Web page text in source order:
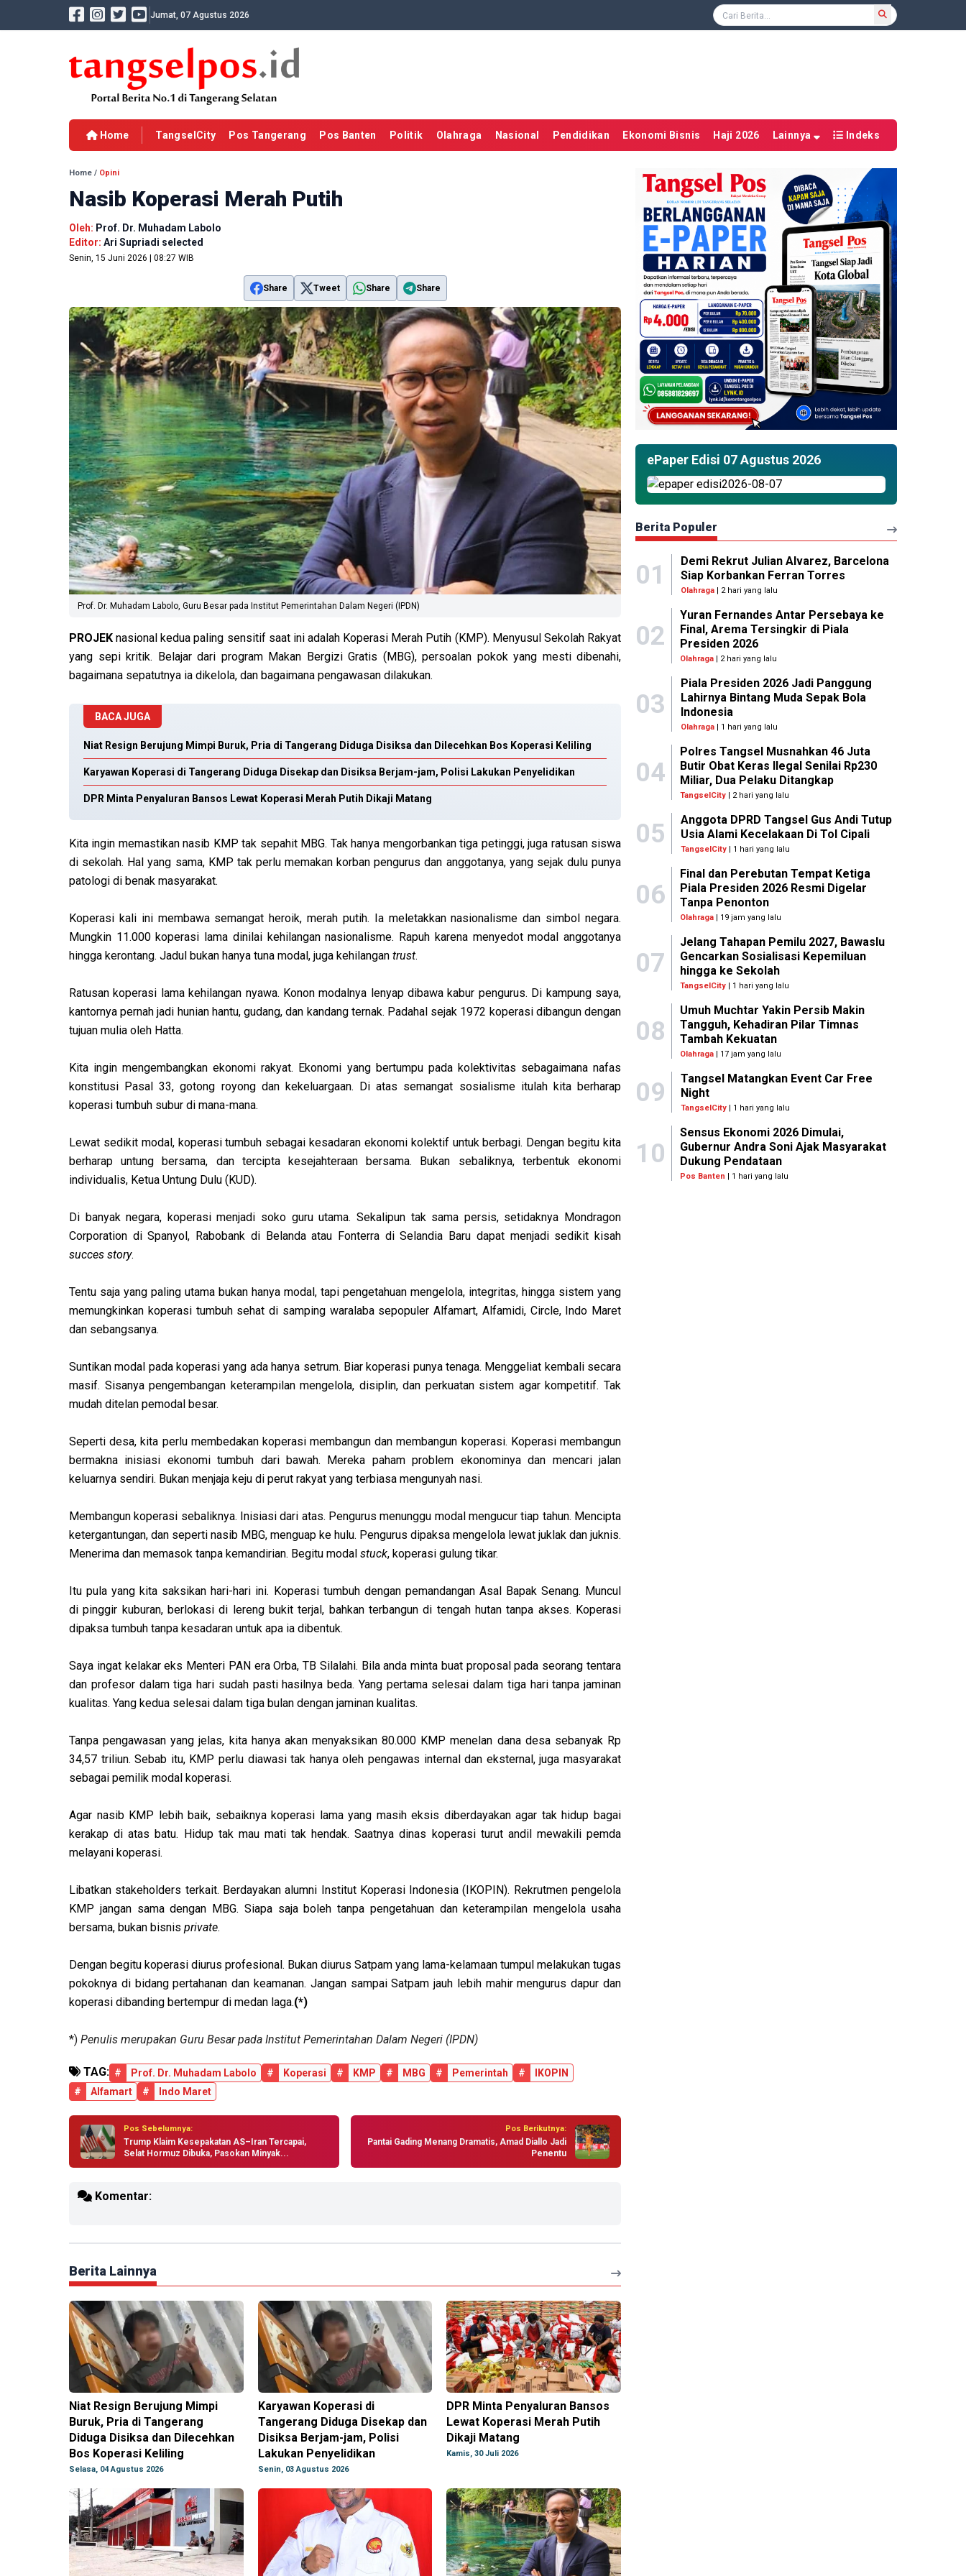
Jumat, 07 Agustus 2026
Home TangselCity Pos Tangerang Pos Banten Politik Olahraga Nasional Pendidikan Ekonomi Bisnis Haji 2026 Lainnya Indeks
Home / Opini
Nasib Koperasi Merah Putih
Oleh: Prof. Dr. Muhadam Labolo
Editor: Ari Supriadi selected
Senin, 15 Juni 2026 | 08:27 WIB
Share Tweet Share Share
Prof. Dr. Muhadam Labolo, Guru Besar pada Institut Pemerintahan Dalam Negeri (IPDN)
PROJEKnasional kedua paling sensitif saat ini adalah Koperasi Merah Putih (KMP). Menyusul Sekolah Rakyat
yang sepi kritik. Belajar dari program Makan Bergizi Gratis (MBG), persoalan pokok yang mesti dibenahi,
bagaimana sepatutnya ia dikelola, dan bagaimana pengawasan dilakukan.
BACA JUGA
Niat Resign Berujung Mimpi Buruk, Pria di Tangerang Diduga Disiksa dan Dilecehkan Bos Koperasi Keliling
Karyawan Koperasi di Tangerang Diduga Disekap dan Disiksa Berjam-jam, Polisi Lakukan Penyelidikan
DPR Minta Penyaluran Bansos Lewat Koperasi Merah Putih Dikaji Matang
Kita ingin memastikan nasib KMP tak sepahit MBG. Tak hanya mengorbankan tiga petinggi, juga ratusan siswa
di sekolah. Hal yang sama, KMP tak perlu memakan korban pengurus dan anggotanya, yang sejak dulu punya
patologi di benak masyarakat.
Koperasi kali ini membawa semangat heroik, merah putih. Ia meletakkan nasionalisme dan simbol negara.
Mungkin 11.000 koperasi lama dinilai kehilangan nasionalisme. Rapuh karena menyedot modal anggotanya
hingga kerontang. Jadul bukan hanya tuna modal, juga kehilangan trust.
Ratusan koperasi lama kehilangan nyawa. Konon modalnya lenyap dibawa kabur pengurus. Di kampung saya,
kantornya pernah jadi hunian hantu, gudang, dan kandang ternak. Padahal sejak 1972 koperasi dibangun dengan
tujuan mulia oleh Hatta.
Kita ingin mengembangkan ekonomi rakyat. Ekonomi yang bertumpu pada kolektivitas sebagaimana nafas
konstitusi Pasal 33, gotong royong dan kekeluargaan. Di atas semangat sosialisme itulah kita berharap
koperasi tumbuh subur di mana-mana.
Lewat sedikit modal, koperasi tumbuh sebagai kesadaran ekonomi kolektif untuk berbagi. Dengan begitu kita
berharap untung bersama, dan tercipta kesejahteraan bersama. Bukan sebaliknya, terbentuk ekonomi
individualis, Ketua Untung Dulu (KUD).
Di banyak negara, koperasi menjadi soko guru utama. Sekalipun tak sama persis, setidaknya Mondragon
Corporation di Spanyol, Rabobank di Belanda atau Fonterra di Selandia Baru dapat menjadi sedikit kisah
succes story.
Tentu saja yang paling utama bukan hanya modal, tapi pengetahuan mengelola, integritas, hingga sistem yang
memungkinkan koperasi tumbuh sehat di samping waralaba sepopuler Alfamart, Alfamidi, Circle, Indo Maret
dan sebangsanya.
Suntikan modal pada koperasi yang ada hanya setrum. Biar koperasi punya tenaga. Menggeliat kembali secara
masif. Sisanya pengembangan keterampilan mengelola, disiplin, dan perkuatan sistem agar kompetitif. Tak
mudah ditelan pemodal besar.
Seperti desa, kita perlu membedakan koperasi membangun dan membangun koperasi. Koperasi membangun
bermakna inisiasi ekonomi tumbuh dari bawah. Mereka paham problem ekonominya dan mencari jalan
keluarnya sendiri. Bukan menjaja keju di perut rakyat yang terbiasa mengunyah nasi.
Membangun koperasi sebaliknya. Inisiasi dari atas. Pengurus menunggu modal mengucur tiap tahun. Mencipta
ketergantungan, dan seperti nasib MBG, menguap ke hulu. Pengurus dipaksa mengelola lewat juklak dan juknis.
Menerima dan memasok tanpa kemandirian. Begitu modal stuck, koperasi gulung tikar.
Itu pula yang kita saksikan hari-hari ini. Koperasi tumbuh dengan pemandangan Asal Bapak Senang. Muncul
di pinggir kuburan, berlokasi di lereng bukit terjal, bahkan terbangun di tengah hutan tanpa akses. Koperasi
dipaksa tumbuh tanpa kesadaran untuk apa ia dibentuk.
Saya ingat kelakar eks Menteri PAN era Orba, TB Silalahi. Bila anda minta buat proposal pada seorang tentara
dan profesor dalam tiga hari sudah pasti hasilnya beda. Yang pertama selesai dalam tiga hari tanpa jaminan
kualitas. Yang kedua selesai dalam tiga bulan dengan jaminan kualitas.
Tanpa pengawasan yang jelas, kita hanya akan menyaksikan 80.000 KMP menelan dana desa sebanyak Rp
34,57 triliun. Sebab itu, KMP perlu diawasi tak hanya oleh pengawas internal dan eksternal, juga masyarakat
sebagai pemilik modal koperasi.
Agar nasib KMP lebih baik, sebaiknya koperasi lama yang masih eksis diberdayakan agar tak hidup bagai
kerakap di atas batu. Hidup tak mau mati tak hendak. Saatnya dinas koperasi turut andil mewakili pemda
melayani koperasi.
Libatkan stakeholders terkait. Berdayakan alumni Institut Koperasi Indonesia (IKOPIN). Rekrutmen pengelola
KMP jangan sama dengan MBG. Siapa saja boleh tanpa pengetahuan dan keterampilan mengelola usaha
bersama, bukan bisnis private.
Dengan begitu koperasi diurus profesional. Bukan diurus Satpam yang lama-kelamaan tumpul melakukan tugas
pokoknya di bidang pertahanan dan keamanan. Jangan sampai Satpam jauh lebih mahir mengurus dapur dan
koperasi dibanding bertempur di medan laga.(*)
*) Penulis merupakan Guru Besar pada Institut Pemerintahan Dalam Negeri (IPDN)
TAG: # Prof. Dr. Muhadam Labolo # Koperasi # KMP # MBG # Pemerintah #
IKOPIN
#
Alfamart # Indo Maret
Pos Sebelumnya:
Trump Klaim Kesepakatan AS–Iran Tercapai,
Selat Hormuz Dibuka, Pasokan Minyak...
Pos Berikutnya:
Pantai Gading Menang Dramatis, Amad Diallo Jadi
Penentu
Komentar:
Berita Lainnya
Niat Resign Berujung Mimpi
Buruk, Pria di Tangerang
Diduga Disiksa dan Dilecehkan
Bos Koperasi Keliling
Selasa, 04 Agustus 2026
Karyawan Koperasi di
Tangerang Diduga Disekap dan
Disiksa Berjam-jam, Polisi
Lakukan Penyelidikan
Senin, 03 Agustus 2026
DPR Minta Penyaluran Bansos
Lewat Koperasi Merah Putih
Dikaji Matang
Kamis, 30 Juli 2026
ePaper Edisi 07 Agustus 2026
Berita Populer
01
Demi Rekrut Julian Alvarez, Barcelona
Siap Korbankan Ferran Torres
Olahraga| 2 hari yang lalu
02
Yuran Fernandes Antar Persebaya ke
Final, Arema Tersingkir di Piala
Presiden 2026
Olahraga | 2 hari yang lalu
03
Piala Presiden 2026 Jadi Panggung
Lahirnya Bintang Muda Sepak Bola
Indonesia
Olahraga| 1 hari yang lalu
04
Polres Tangsel Musnahkan 46 Juta
Butir Obat Keras Ilegal Senilai Rp230
Miliar, Dua Pelaku Ditangkap
TangselCity | 2 hari yang lalu
05
Anggota DPRD Tangsel Gus Andi Tutup
Usia Alami Kecelakaan Di Tol Cipali
TangselCity| 1 hari yang lalu
06
Final dan Perebutan Tempat Ketiga
Piala Presiden 2026 Resmi Digelar
Tanpa Penonton
Olahraga | 19 jam yang lalu
07
Jelang Tahapan Pemilu 2027, Bawaslu
Gencarkan Sosialisasi Kepemiluan
hingga ke Sekolah
TangselCity | 1 hari yang lalu
08
Umuh Muchtar Yakin Persib Makin
Tangguh, Kehadiran Pilar Timnas
Tambah Kekuatan
Olahraga | 17 jam yang lalu
09
Tangsel Matangkan Event Car Free
Night
TangselCity| 1 hari yang lalu
10
Sensus Ekonomi 2026 Dimulai,
Gubernur Andra Soni Ajak Masyarakat
Dukung Pendataan
Pos Banten | 1 hari yang lalu